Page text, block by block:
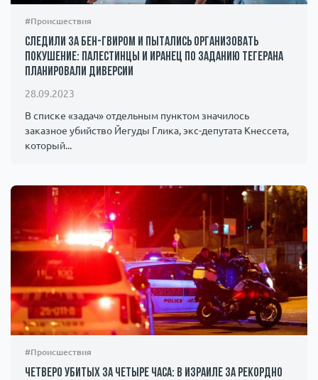
#Происшествия
Следили за Бен-Гвиром и пытались организовать
покушение: палестинцы и иранец по заданию Тегерана
планировали диверсии
28.09.2023
В списке «задач» отдельным пунктом значилось
заказное убийство Йегуды Глика, экс-депутата Кнессета,
который...
#Происшествия
Четверо убитых за четыре часа: в Израиле за рекордно